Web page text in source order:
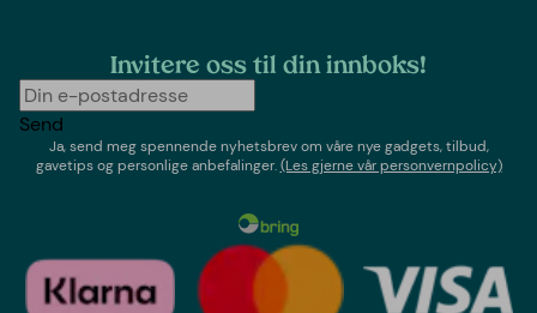
Invitere oss til din innboks!
Send
Ja, send meg spennende nyhetsbrev om våre nye gadgets, tilbud,
gavetips og personlige anbefalinger.(Les gjerne vår personvernpolicy)